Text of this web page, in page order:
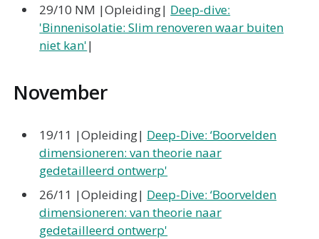
29/10 NM |Opleiding| Deep-dive:
'Binnenisolatie: Slim renoveren waar buiten
niet kan'|
November
19/11 |Opleiding| Deep-Dive: ‘Boorvelden
dimensioneren: van theorie naar
gedetailleerd ontwerp'
26/11 |Opleiding| Deep-Dive: ‘Boorvelden
dimensioneren: van theorie naar
gedetailleerd ontwerp'